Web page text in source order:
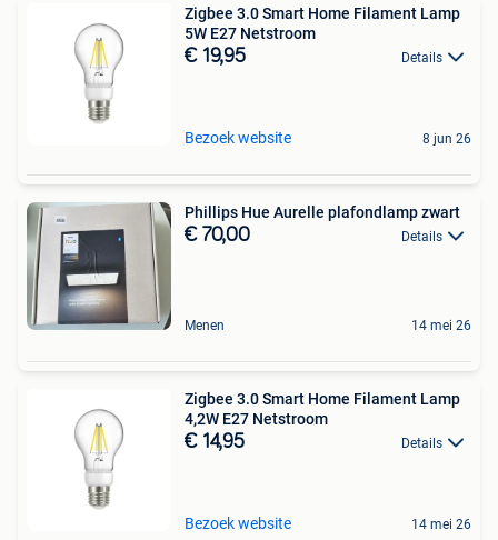
Zigbee 3.0 Smart Home Filament Lamp
5W E27 Netstroom
€ 19,95 Details
Bezoek website 8 jun 26
Phillips Hue Aurelle plafondlamp zwart
€ 70,00 Details
Menen 14 mei 26
Zigbee 3.0 Smart Home Filament Lamp
4,2W E27 Netstroom
€ 14,95 Details
Bezoek website 14 mei 26